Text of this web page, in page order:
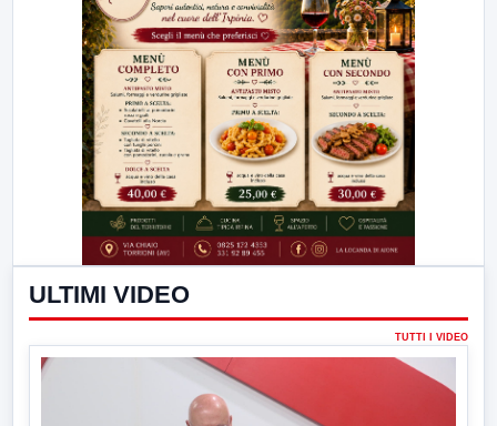
ULTIMI VIDEO
TUTTI I VIDEO